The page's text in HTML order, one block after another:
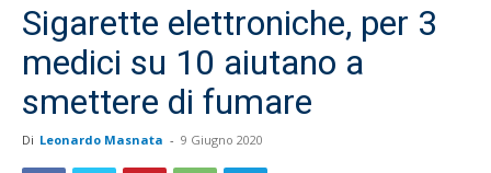
Sigarette elettroniche, per 3
medici su 10 aiutano a
smettere di fumare
Di Leonardo Masnata - 9 Giugno 2020